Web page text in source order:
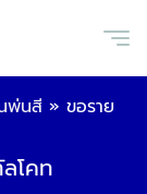
พ่นสี » ขอราย
โคท